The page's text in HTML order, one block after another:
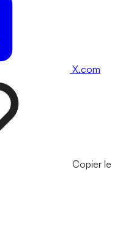
X.com
Copier le